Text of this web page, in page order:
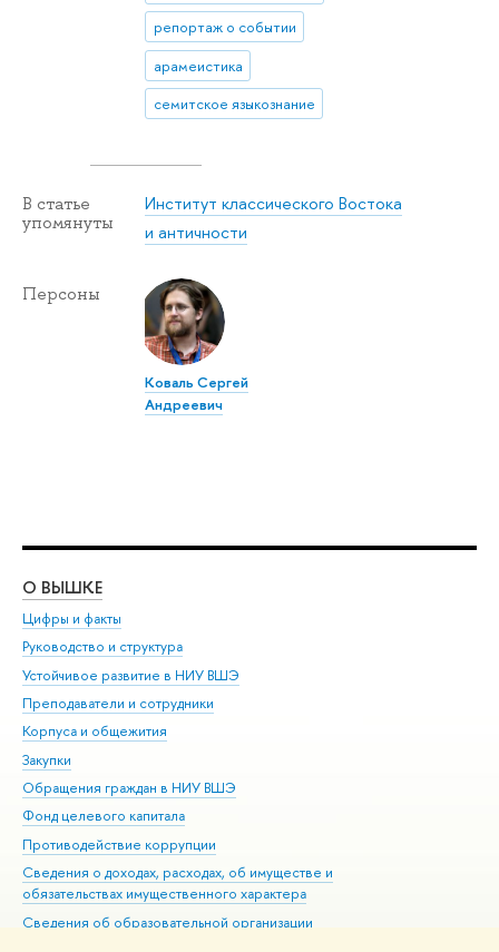
репортаж о событии
арамеистика
семитское языкознание
В статье
упомянуты
Институт классического Востока
и античности
Персоны
Коваль Сергей
Андреевич
О ВЫШКЕ
Цифры и факты
Руководство и структура
Устойчивое развитие в НИУ ВШЭ
Преподаватели и сотрудники
Корпуса и общежития
Закупки
Обращения граждан в НИУ ВШЭ
Фонд целевого капитала
Противодействие коррупции
Сведения о доходах, расходах, об имуществе и
обязательствах имущественного характера
Сведения об образовательной организации